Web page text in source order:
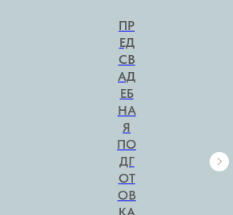
ПР
ЕД
СВ
АД
ЕБ
НА
Я
ПО
ДГ
ОТ
ОВ